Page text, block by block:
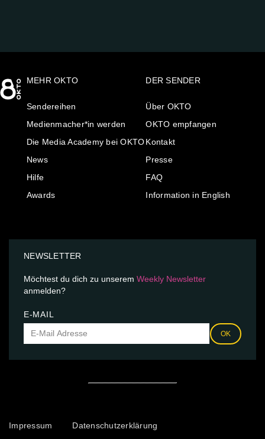
MEHR OKTO
Sendereihen
Medienmacher*in werden
Die Media Academy bei OKTO
News
Hilfe
Awards
DER SENDER
Über OKTO
OKTO empfangen
Kontakt
Presse
FAQ
Information in English
NEWSLETTER
Möchtest du dich zu unserem Weekly Newsletter
anmelden?
E-MAIL
OK
Impressum Datenschutzerklärung